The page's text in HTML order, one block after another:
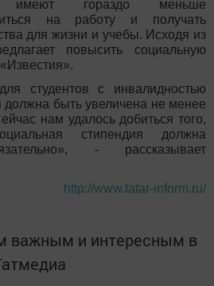
имеют гораздо меньше
на работу и получать
для жизни и учебы. Исходя из
повысить социальную
студентов с инвалидностью
должна быть увеличена не менее
нам удалось добиться того,
стипендия должна
- рассказывает
http://www.tatar-inform.ru/
важным и интересным в